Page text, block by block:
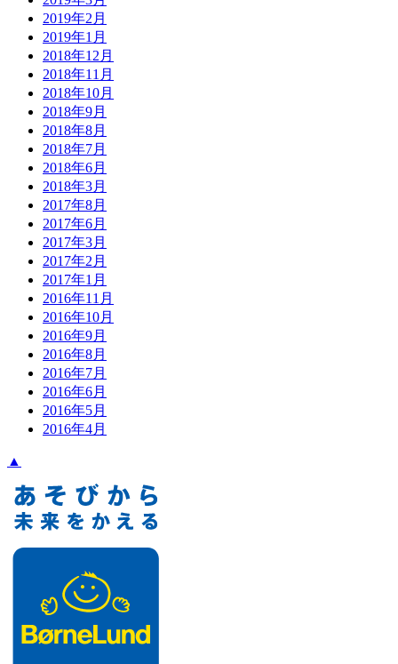
2019年2月
2019年1月
2018年12月
2018年11月
2018年10月
2018年9月
2018年8月
2018年7月
2018年6月
2018年3月
2017年8月
2017年6月
2017年3月
2017年2月
2017年1月
2016年11月
2016年10月
2016年9月
2016年8月
2016年7月
2016年6月
2016年5月
2016年4月
▲